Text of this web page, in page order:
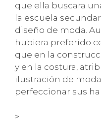
que ella buscara
la escuela
diseño de moda.
hubiera preferido
que en la
y en la costura,
ilustración de
perfeccionar sus
>